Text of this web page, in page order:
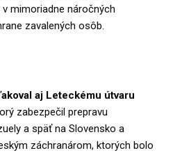
mimoriadne náročných
zavalených osôb.
aj Leteckému útvaru
zabezpečil prepravu
a späť na Slovensko a
záchranárom, ktorých bolo